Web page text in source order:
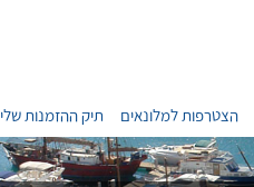
הצטרפות למלונאים תיק ההזמנות שלי